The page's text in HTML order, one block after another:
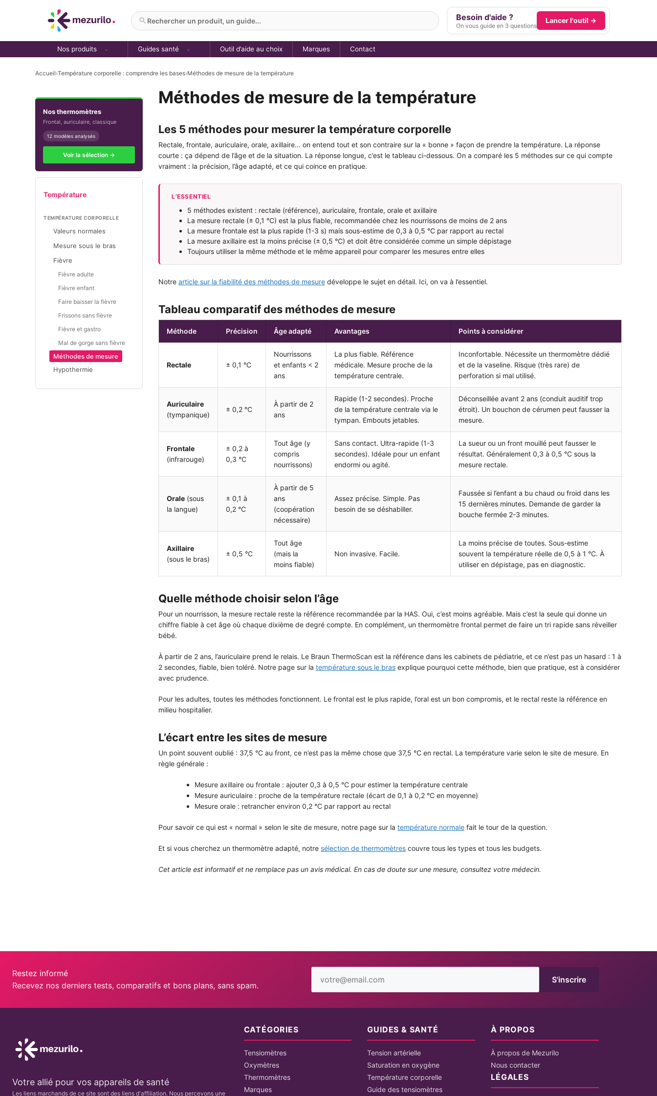
Rechercher un produit, un guide... Besoin d'aide ?
On vous guide en 3 questions
Lancer l'outil →
Nos produits Guides santé Outil d’aide au choix Marques Contact
Accueil›Température corporelle : comprendre les bases›Méthodes de mesure de la température
Nos thermomètres
Frontal, auriculaire, classique
12 modèles analysés
Voir la sélection →
Température
TEMPÉRATURE CORPORELLE
Valeurs normales
Mesure sous le bras
Fièvre
Fièvre adulte
Fièvre enfant
Faire baisser la fièvre
Frissons sans fièvre
Fièvre et gastro
Mal de gorge sans fièvre
Méthodes de mesure
Hypothermie
Méthodes de mesure de la température
Les 5 méthodes pour mesurer la température corporelle
Rectale, frontale, auriculaire, orale, axillaire… on entend tout et son contraire sur la « bonne » façon de prendre la température. La réponse
courte : ça dépend de l’âge et de la situation. La réponse longue, c’est le tableau ci-dessous. On a comparé les 5 méthodes sur ce qui compte
vraiment : la précision, l’âge adapté, et ce qui coince en pratique.
L’ESSENTIEL
5 méthodes existent : rectale (référence), auriculaire, frontale, orale et axillaire
La mesure rectale (± 0,1 °C) est la plus fiable, recommandée chez les nourrissons de moins de 2 ans
La mesure frontale est la plus rapide (1-3 s) mais sous-estime de 0,3 à 0,5 °C par rapport au rectal
La mesure axillaire est la moins précise (± 0,5 °C) et doit être considérée comme un simple dépistage
Toujours utiliser la même méthode et le même appareil pour comparer les mesures entre elles
Notre article sur la fiabilité des méthodes de mesure développe le sujet en détail. Ici, on va à l’essentiel.
Tableau comparatif des méthodes de mesure
Méthode Précision Âge adapté Avantages Points à considérer
Rectale ± 0,1 °C
Nourrissons
et enfants < 2
ans
La plus fiable. Référence
médicale. Mesure proche de la
température centrale.
Inconfortable. Nécessite un thermomètre dédié
et de la vaseline. Risque (très rare) de
perforation si mal utilisé.
Auriculaire
(tympanique)
± 0,2 °C
À partir de 2
ans
Rapide (1-2 secondes). Proche
de la température centrale via le
tympan. Embouts jetables.
Déconseillée avant 2 ans (conduit auditif trop
étroit). Un bouchon de cérumen peut fausser la
mesure.
Frontale
(infrarouge)
± 0,2 à
0,3 °C
Tout âge (y
compris
nourrissons)
Sans contact. Ultra-rapide (1-3
secondes). Idéale pour un enfant
endormi ou agité.
La sueur ou un front mouillé peut fausser le
résultat. Généralement 0,3 à 0,5 °C sous la
mesure rectale.
Orale (sous
la langue)
± 0,1 à
0,2 °C
À partir de 5
ans
(coopération
nécessaire)
Assez précise. Simple. Pas
besoin de se déshabiller.
Faussée si l’enfant a bu chaud ou froid dans les
15 dernières minutes. Demande de garder la
bouche fermée 2-3 minutes.
Axillaire
(sous le bras)
± 0,5 °C
Tout âge
(mais la
moins fiable)
Non invasive. Facile.
La moins précise de toutes. Sous-estime
souvent la température réelle de 0,5 à 1 °C. À
utiliser en dépistage, pas en diagnostic.
Quelle méthode choisir selon l’âge
Pour un nourrisson, la mesure rectale reste la référence recommandée par la HAS. Oui, c’est moins agréable. Mais c’est la seule qui donne un
chiffre fiable à cet âge où chaque dixième de degré compte. En complément, un thermomètre frontal permet de faire un tri rapide sans réveiller
bébé.
À partir de 2 ans, l’auriculaire prend le relais. Le Braun ThermoScan est la référence dans les cabinets de pédiatrie, et ce n’est pas un hasard : 1 à
2 secondes, fiable, bien toléré. Notre page sur la température sous le bras explique pourquoi cette méthode, bien que pratique, est à considérer
avec prudence.
Pour les adultes, toutes les méthodes fonctionnent. Le frontal est le plus rapide, l’oral est un bon compromis, et le rectal reste la référence en
milieu hospitalier.
L’écart entre les sites de mesure
Un point souvent oublié : 37,5 °C au front, ce n’est pas la même chose que 37,5 °C en rectal. La température varie selon le site de mesure. En
règle générale :
Mesure axillaire ou frontale : ajouter 0,3 à 0,5 °C pour estimer la température centrale
Mesure auriculaire : proche de la température rectale (écart de 0,1 à 0,2 °C en moyenne)
Mesure orale : retrancher environ 0,2 °C par rapport au rectal
Pour savoir ce qui est « normal » selon le site de mesure, notre page sur la température normale fait le tour de la question.
Et si vous cherchez un thermomètre adapté, notre sélection de thermomètres couvre tous les types et tous les budgets.
Cet article est informatif et ne remplace pas un avis médical. En cas de doute sur une mesure, consultez votre médecin.
Restez informé
Recevez nos derniers tests, comparatifs et bons plans, sans spam.
email
S'inscrire
Votre allié pour vos appareils de santé
Les liens marchands de ce site sont des liens d'affiliation. Nous percevons une
CATÉGORIES
Tensiomètres
Oxymètres
Thermomètres
Marques
GUIDES & SANTÉ
Tension artérielle
Saturation en oxygène
Température corporelle
Guide des tensiomètres
À PROPOS
À propos de Mezurilo
Nous contacter
LÉGALES